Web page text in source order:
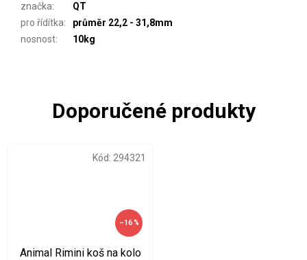
–16 %
Animal Rimini koš na kolo
Kód: 294321
značka:
QT
pro řídítka:
průměr 22,2 - 31,8mm
nosnost: 10kg